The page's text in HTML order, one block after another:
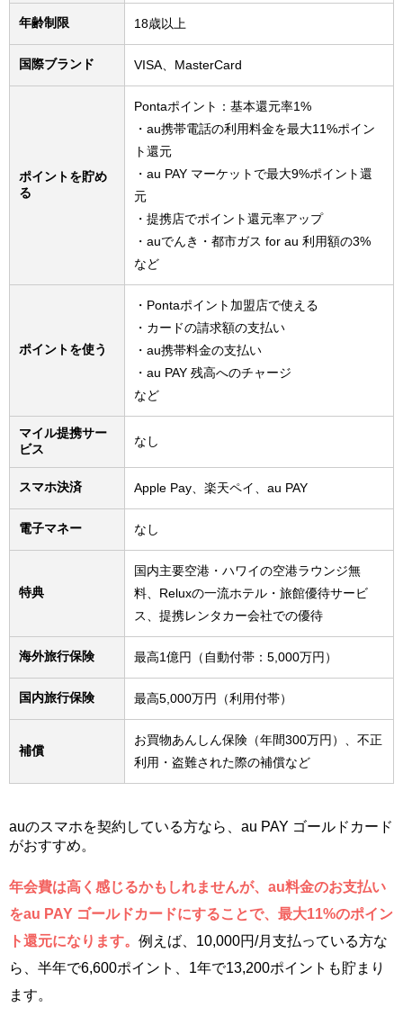
年齢制限 18歳以上
国際ブランド VISA、MasterCard
ポイントを貯め
る
Pontaポイント：基本還元率1%
・au携帯電話の利用料金を最大11%ポイン
ト還元
・au PAY マーケットで最大9%ポイント還
元
・提携店でポイント還元率アップ
・auでんき・都市ガス for au 利用額の3%
など
ポイントを使う
・Pontaポイント加盟店で使える
・カードの請求額の支払い
・au携帯料金の支払い
・au PAY 残高へのチャージ
など
マイル提携サー
ビス
なし
スマホ決済 Apple Pay、楽天ペイ、au PAY
電子マネー なし
特典
国内主要空港・ハワイの空港ラウンジ無
料、Reluxの一流ホテル・旅館優待サービ
ス、提携レンタカー会社での優待
海外旅行保険 最高1億円（自動付帯：5,000万円）
国内旅行保険 最高5,000万円（利用付帯）
補償
お買物あんしん保険（年間300万円）、不正
利用・盗難された際の補償など
auのスマホを契約している方なら、au PAY ゴールドカード
がおすすめ。
年会費は高く感じるかもしれませんが、au料金のお支払い
をau PAY ゴールドカードにすることで、最大11%のポイン
ト還元になります。 例えば、10,000円/月支払っている方な
ら、半年で6,600ポイント、1年で13,200ポイントも貯まり
ます。